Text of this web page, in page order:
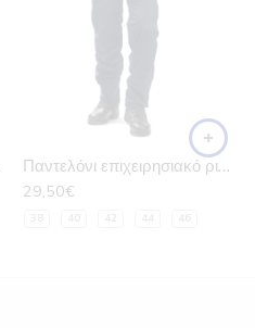
Παντελόνι επιχειρησιακό ριπ-στοπ
29,50€
ΛΑΔΙ
ΜΠΛΕ